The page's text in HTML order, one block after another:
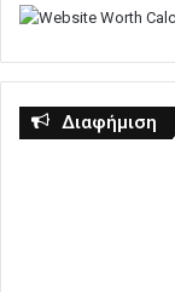
Διαφήμιση